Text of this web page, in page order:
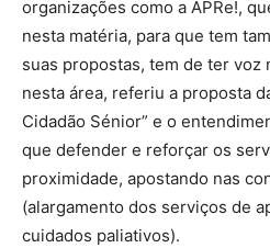
organizações como a APRe!,
nesta matéria, para que tem
suas propostas, tem de ter voz
nesta área, referiu a proposta
Cidadão Sénior” e o
que defender e reforçar os
proximidade, apostando nas
(alargamento dos serviços de
cuidados paliativos).